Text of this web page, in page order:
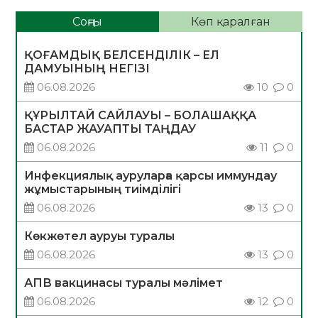
Соңғы Көп қаралған
ҚОҒАМДЫҚ БЕЛСЕНДІЛІК – ЕЛ
ДАМУЫНЫҢ НЕГІЗІ
06.08.2026
10 0
ҚҰРЫЛТАЙ САЙЛАУЫ – БОЛАШАҚҚА
БАСТАР ЖАУАПТЫ ТАҢДАУ
06.08.2026
11 0
Инфекциялық ауруларға қарсы иммундау
жұмыстарының тиімділігі
06.08.2026
13 0
Көкжөтел ауруы туралы
06.08.2026
13 0
АПВ вакцинасы туралы мәлімет
06.08.2026
12 0